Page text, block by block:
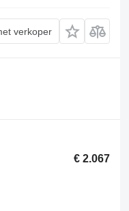
verkoper
€ 2.067